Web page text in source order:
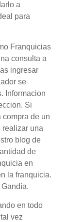
a
para
Franquicias
consulta a
ingresar
se
Informacion
Si
compra de un
realizar una
blog de
de
en
la franquicia.
en todo
vez